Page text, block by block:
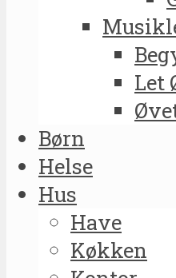
Let
Børn
Helse
Hus
Have
Køkken